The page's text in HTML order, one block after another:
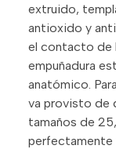
extruido,
antioxido y
el contacto de
empuñadura
anatómico.
va provisto de
tamaños de
perfectamente